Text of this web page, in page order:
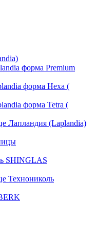
форма Premium
форма Hexa (
форма Tetra (
Лапландия (Laplandia)
SHINGLAS
Технониколь